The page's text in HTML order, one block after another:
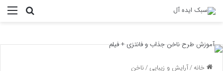
خانه/آرایش و زیبایی/ناخن